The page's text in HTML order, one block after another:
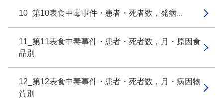
10_第10表食中毒事件・患者・死者数，発病...
11_第11表食中毒事件・患者・死者数，月・原因食
品別
12_第12表食中毒事件・患者・死者数，月・病因物
質別